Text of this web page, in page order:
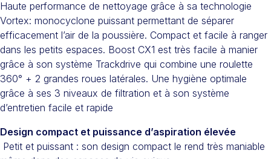
Haute performance de nettoyage grâce à sa technologie
Vortex: monocyclone puissant permettant de séparer
efficacement l’air de la poussière. Compact et facile à ranger
dans les petits espaces. Boost CX1 est très facile à manier
grâce à son système Trackdrive qui combine une roulette
360° + 2 grandes roues latérales. Une hygiène optimale
grâce à ses 3 niveaux de filtration et à son système
d’entretien facile et rapide
Design compact et puissance d’aspiration élevée
Petit et puissant : son design compact le rend très maniable